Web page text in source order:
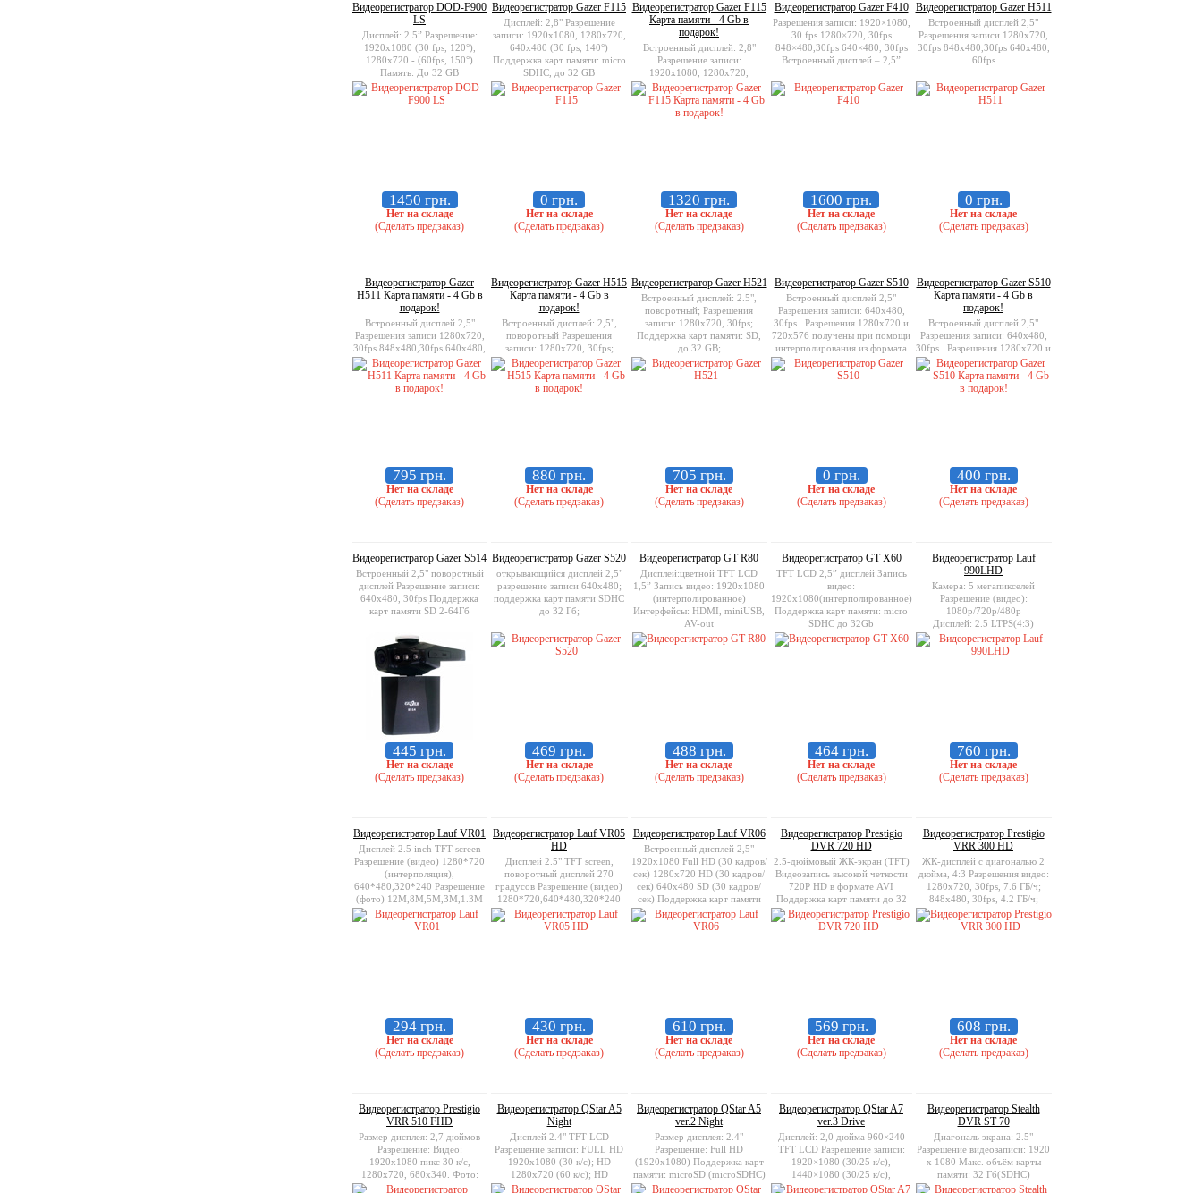
Видеорегистратор DOD-F900
LS
Дисплей: 2.5” Разрешение:
1920х1080 (30 fps, 120°),
1280x720 - (60fps, 150°)
Память: До 32 GB
1450 грн.
Нет на складе
(Сделать предзаказ)
Видеорегистратор Gazer F115
Дисплей: 2,8" Разрешение
записи: 1920х1080, 1280x720,
640x480 (30 fps, 140°)
Поддержка карт памяти: micro
SDHC, до 32 GB
0 грн.
Нет на складе
(Сделать предзаказ)
Видеорегистратор Gazer F115
Карта памяти - 4 Gb в
подарок!
Встроенный дисплей: 2,8"
Разрешение записи:
1920х1080, 1280x720,
640x480 (30 fps, 140°)
Поддержка карт памяти: micro
SDHC, до 32 GB
1320 грн.
Нет на складе
(Сделать предзаказ)
Видеорегистратор Gazer F410
Разрешения записи: 1920×1080,
30 fps 1280×720, 30fps
848×480,30fps 640×480, 30fps
Встроенный дисплей – 2,5”
1600 грн.
Нет на складе
(Сделать предзаказ)
Видеорегистратор Gazer H511
Встроенный дисплей 2,5"
Разрешения записи 1280x720,
30fps 848x480,30fps 640x480,
60fps
0 грн.
Нет на складе
(Сделать предзаказ)
Видеорегистратор Gazer
H511 Карта памяти - 4 Gb в
подарок!
Встроенный дисплей 2,5"
Разрешения записи 1280x720,
30fps 848x480,30fps 640x480,
60fps
795 грн.
Нет на складе
(Сделать предзаказ)
Видеорегистратор Gazer H515
Карта памяти - 4 Gb в
подарок!
Встроенный дисплей: 2,5",
поворотный Разрешения
записи: 1280x720, 30fps;
848x480,30fps; 640x480, 30fps
Поддержка карт памяти: SD,
до 64 GB
880 грн.
Нет на складе
(Сделать предзаказ)
Видеорегистратор Gazer H521
Встроенный дисплей: 2.5",
поворотный; Разрешения
записи: 1280x720, 30fps;
Поддержка карт памяти: SD,
до 32 GB;
705 грн.
Нет на складе
(Сделать предзаказ)
Видеорегистратор Gazer S510
Встроенный дисплей 2,5"
Разрешения записи: 640x480,
30fps . Разрешения 1280x720 и
720x576 получены при помощи
интерполирования из формата
640x480. Поддержка карт
памяти SD 2-64Гб
0 грн.
Нет на складе
(Сделать предзаказ)
Видеорегистратор Gazer S510
Карта памяти - 4 Gb в
подарок!
Встроенный дисплей 2,5"
Разрешения записи: 640x480,
30fps . Разрешения 1280x720 и
720x576 получены при
помощи интерполирования из
формата 640x480. Поддержка
карт памяти SD 2-64Гб
400 грн.
Нет на складе
(Сделать предзаказ)
Видеорегистратор Gazer S514
Встроенный 2,5" поворотный
дисплей Разрешение записи:
640x480, 30fps Поддержка
карт памяти SD 2-64Гб
445 грн.
Нет на складе
(Сделать предзаказ)
Видеорегистратор Gazer S520
открывающийся дисплей 2,5"
разрешение записи 640x480;
поддержка карт памяти SDHC
до 32 Гб;
469 грн.
Нет на складе
(Сделать предзаказ)
Видеорегистратор GT R80
Дисплей:цветной TFT LCD
1,5” Запись видео: 1920х1080
(интерполированное)
Интерфейсы: HDMI, miniUSB,
AV-out
488 грн.
Нет на складе
(Сделать предзаказ)
Видеорегистратор GT X60
TFT LCD 2,5” дисплей Запись
видео:
1920х1080(интерполированное)
Поддержка карт памяти: micro
SDHC до 32Gb
464 грн.
Нет на складе
(Сделать предзаказ)
Видеорегистратор Lauf
990LHD
Камера: 5 мегапикселей
Разрешение (видео):
1080p/720p/480p
Дисплей: 2.5 LTPS(4:3)
Поддержка карт памяти: micro
SD card, до 32GB
760 грн.
Нет на складе
(Сделать предзаказ)
Видеорегистратор Lauf VR01
Дисплей 2.5 inch TFT screen
Разрешение (видео) 1280*720
(интерполяция),
640*480,320*240 Разрешение
(фото) 12M,8M,5M,3M,1.3M
Поддержка карт памяти micro
SD card, до 32GB
294 грн.
Нет на складе
(Сделать предзаказ)
Видеорегистратор Lauf VR05
HD
Дисплей 2.5" TFT screen,
поворотный дисплей 270
градусов Разрешение (видео)
1280*720,640*480,320*240
Разрешение (фото)
12M,8M,5M,3M,1.3M
430 грн.
Нет на складе
(Сделать предзаказ)
Видеорегистратор Lauf VR06
Встроенный дисплей 2,5"
1920x1080 Full HD (30 кадров/
сек) 1280x720 HD (30 кадров/
сек) 640x480 SD (30 кадров/
сек) Поддержка карт памяти
SD, до 32 GB
610 грн.
Нет на складе
(Сделать предзаказ)
Видеорегистратор Prestigio
DVR 720 HD
2.5-дюймовый ЖК-экран (TFT)
Видеозапись высокой четкости
720P HD в формате AVI
Поддержка карт памяти до 32
Гб
569 грн.
Нет на складе
(Сделать предзаказ)
Видеорегистратор Prestigio
VRR 300 HD
ЖК-дисплей с диагональю 2
дюйма, 4:3 Разрешения видео:
1280x720, 30fps, 7.6 ГБ/ч;
848x480, 30fps, 4.2 ГБ/ч;
640x480, 60fps, 6.3 ГБ/ч;
Поддержка карт памяти:
608 грн.
Нет на складе
(Сделать предзаказ)
Видеорегистратор Prestigio
VRR 510 FHD
Размер дисплея: 2,7 дюймов
Разрешение: Видео:
1920x1080 пикс 30 к/с,
1280x720, 680х340. Фото:
4032x3024
Видеорегистратор QStar A5
Night
Дисплей 2.4" TFT LCD
Разрешение записи: FULL HD
1920x1080 (30 к/с); HD
1280x720 (60 к/с); HD
1280x720 (30 к/с) Поддержка
Видеорегистратор QStar A5
ver.2 Night
Размер дисплея: 2.4"
Разрешение: Full HD
(1920x1080) Поддержка карт
памяти: microSD (microSDHC)
максимум 32 Гб
Видеорегистратор QStar A7
ver.3 Drive
Дисплей: 2,0 дюйма 960×240
TFT LCD Разрешение записи:
1920×1080 (30/25 к/с),
1440×1080 (30/25 к/с),
1280×720 (60/30 к/с), 848×480
Видеорегистратор Stealth
DVR ST 70
Диагональ экрана: 2.5"
Разрешение видеозаписи: 1920
x 1080 Макс. объём карты
памяти: 32 Гб(SDHC)